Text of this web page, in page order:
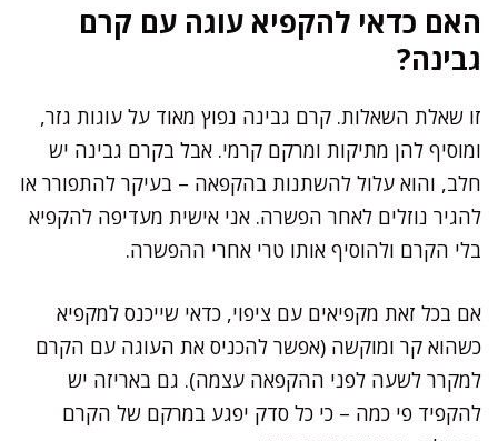
האם כדאי להקפיא עוגה עם קרם
גבינה?
זו שאלת השאלות. קרם גבינה נפוץ מאוד על עוגות גזר,
ומוסיף להן מתיקות ומרקם קרמי. אבל בקרם גבינה יש
חלב, והוא עלול להשתנות בהקפאה – בעיקר להתפורר או
להגיר נוזלים לאחר הפשרה. אני אישית מעדיפה להקפיא
בלי הקרם ולהוסיף אותו טרי אחרי ההפשרה.
אם בכל זאת מקפיאים עם ציפוי, כדאי שייכנס למקפיא
כשהוא קר ומוקשה (אפשר להכניס את העוגה עם הקרם
למקרר לשעה לפני ההקפאה עצמה). גם באריזה יש
להקפיד פי כמה – כי כל סדק יפגע במרקם של הקרם